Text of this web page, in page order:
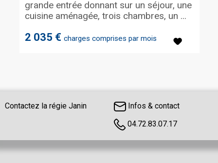
2 035 € charges comprises par mois
grande entrée donnant sur un séjour, une
cuisine aménagée, trois chambres, un ...
Contactez la régie Janin
Infos & contact
04.72.83.07.17